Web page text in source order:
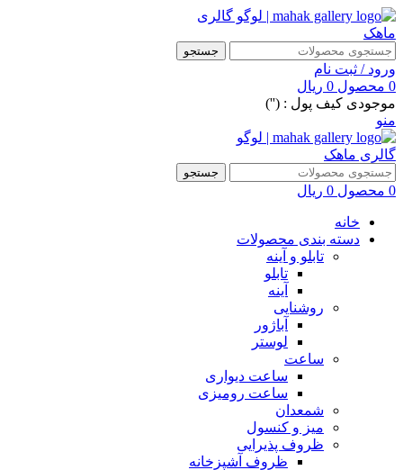
جستجو
ورود / ثبت نام
0 محصول 0 ریال
موجودی کیف پول : ('')
منو
جستجو
0 محصول 0 ریال
خانه
دسته بندی محصولات
تابلو و آینه
تابلو
آینه
روشنایی
آباژور
لوستر
ساعت
ساعت دیواری
ساعت رومیزی
شمعدان
میز و کنسول
ظروف پذیرایی
ظروف آشپزخانه